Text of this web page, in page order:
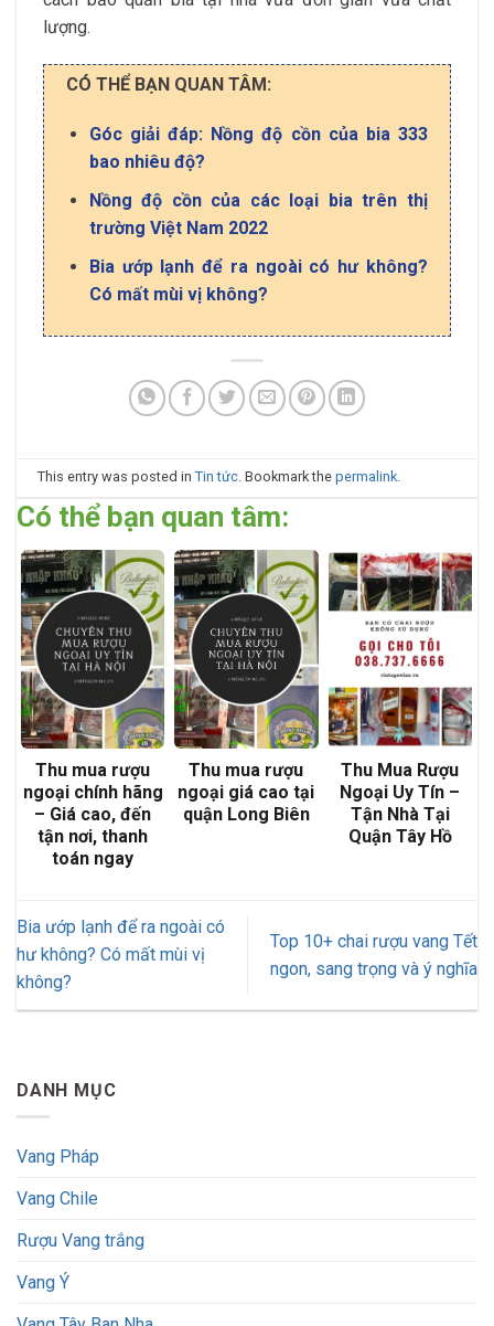
lượng.
CÓ THỂ BẠN QUAN TÂM:
Góc giải đáp: Nồng độ cồn của bia 333
bao nhiêu độ?
Nồng độ cồn của các loại bia trên thị
trường Việt Nam 2022
Bia ướp lạnh để ra ngoài có hư không?
Có mất mùi vị không?
This entry was posted inTin tức . Bookmark thepermalink
Có thể bạn quan tâm:
Thu mua rượu
ngoại chính hãng
– Giá cao, đến
tận nơi, thanh
toán ngay
Thu mua rượu
ngoại giá cao tại
quận Long Biên
Thu Mua Rượu
Ngoại Uy Tín –
Tận Nhà Tại
Quận Tây Hồ
Bia ướp lạnh để ra ngoài có
hư không? Có mất mùi vị
không?
Top 10+ chai rượu vang Tết
ngon, sang trọng và ý nghĩa
DANH MỤC
Vang Pháp
Vang Chile
Rượu Vang trắng
Vang Ý